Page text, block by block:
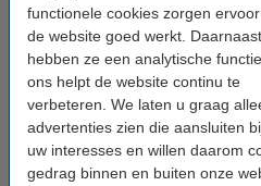
functionele cookies zorgen
de website goed werkt. Daarnaast
hebben ze een analytische
ons helpt de website continu te
verbeteren. We laten u graag
advertenties zien die aansluiten
uw interesses en willen daarom
gedrag binnen en buiten onze
multifunctioneel
Bekijk de
Direct leverbaar
Maandag in
€ 48,50